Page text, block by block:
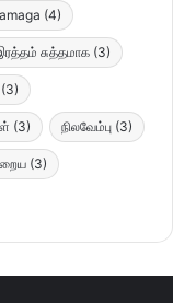
(4)
சுத்தமாக (3)
(3)
(3) நிலவேம்பு (3)
(3)